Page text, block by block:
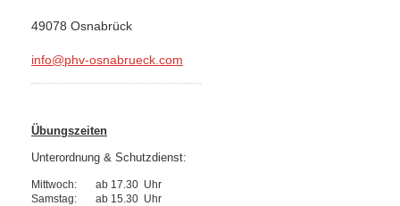
49078 Osnabrück
info@phv-osnabrueck.com
Übungszeiten
Unterordnung & Schutzdienst:
Mittwoch: ab 17.30 Uhr
Samstag: ab 15.30 Uhr